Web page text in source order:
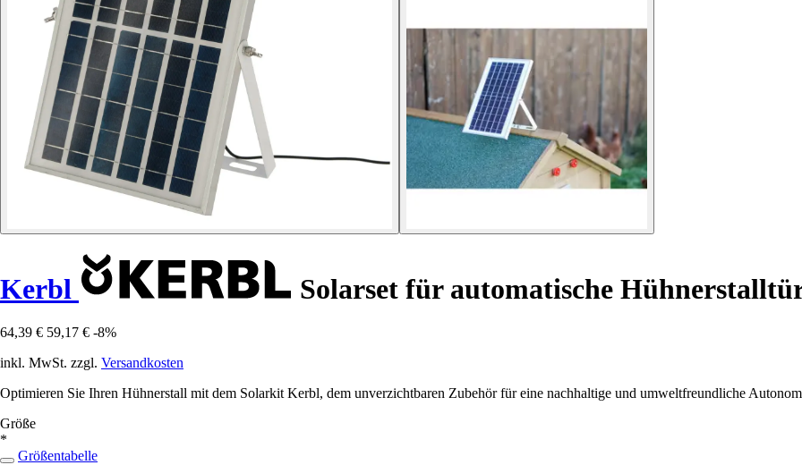
Kerbl Solarset für automatische
64,39 € 59,17 € -8%
inkl. MwSt. zzgl. Versandkosten
Optimieren Sie Ihren Hühnerstall mit dem Solarkit Kerbl, dem unverzichtbaren Zubehör für eine nachhaltige und umweltfreundliche
Größe
*
Größentabelle